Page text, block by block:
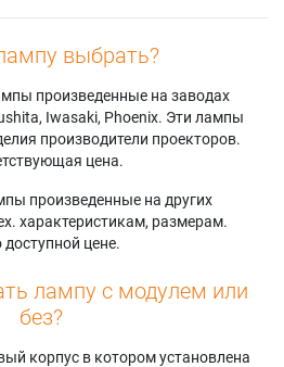
выбрать?
произведенные на заводах
Iwasaki, Phoenix. Эти лампы
производители проекторов.
цена.
произведенные на других
характеристикам, размерам.
цене.
лампу с модулем или
без?
корпус в котором установлена